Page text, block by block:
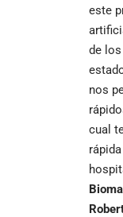
este
de
nos
cual